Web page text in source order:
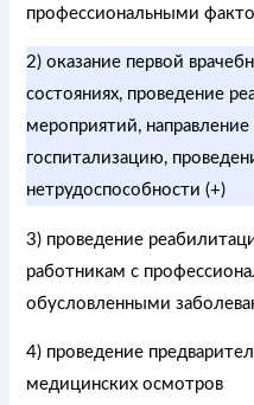
профессиональными
2) оказание первой
состояниях, проведение
мероприятий,
госпитализацию,
нетрудоспособности (+)
3) проведение
работникам с
обусловленными
4) проведение
медицинских осмотров